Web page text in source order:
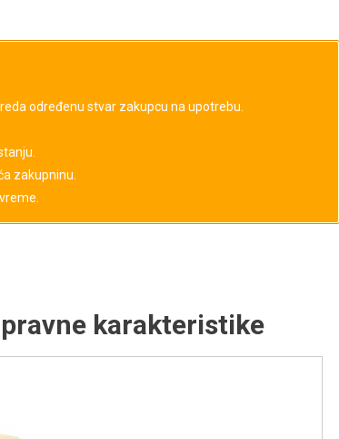
određenu stvar zakupcu na upotrebu.
zakupninu.
karakteristike